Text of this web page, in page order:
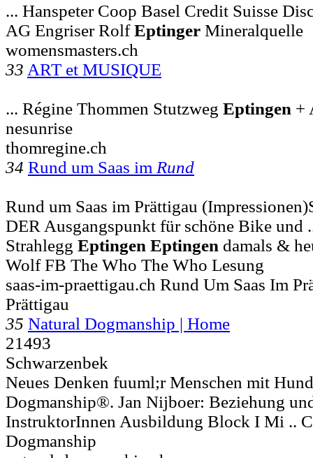
... Hanspeter Coop Basel Credit Suisse
AG Engriser RolfEptinger Mineralquelle
womensmasters.ch
33 ART et MUSIQUE
... Régine Thommen Stutzweg Eptingen +
nesunrise
thomregine.ch
34 Rund um Saas im Rund
Rund um Saas im Prättigau
DER Ausgangspunkt für schöne Bike und
Strahlegg Eptingen Eptingen damals &
Wolf FB The Who The Who Lesung
saas-im-praettigau.ch Rund Um Saas Im
Prättigau
35 Natural Dogmanship | Home
21493
Schwarzenbek
Neues Denken fuuml;r Menschen mit
Dogmanship®. Jan Nijboer: Beziehung
InstruktorInnen Ausbildung Block I Mi ..
Dogmanship